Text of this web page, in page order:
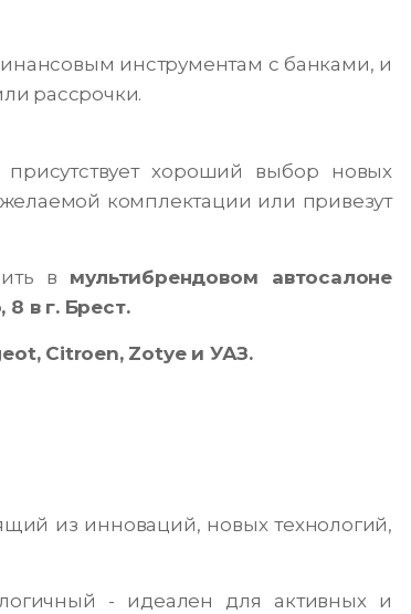
инструментам с банками, и
рассрочки.
хороший выбор новых
комплектации или привезут
в мультибрендовом автосалоне
в г. Брест.
Citroen, Zotye и УАЗ.
из инноваций, новых технологий,
- идеален для активных и